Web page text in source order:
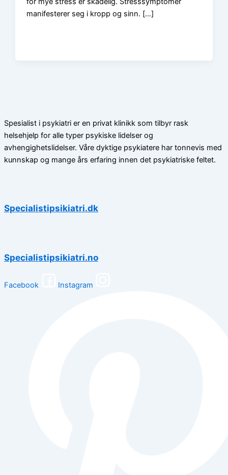
manifesterer seg i kropp og sinn. […]
Spesialist i psykiatri er en privat klinikk som tilbyr rask
helsehjelp for alle typer psykiske lidelser og
avhengighetslidelser. Våre dyktige psykiatere har tonnevis med
kunnskap og mange års erfaring innen det psykiatriske feltet.
Specialistipsikiatri.dk
Specialistipsikiatri.no
Facebook Instagram